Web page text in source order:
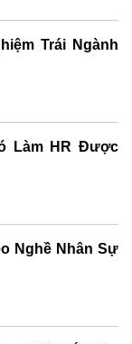
Trái Ngành
Làm HR Được
Nghề Nhân Sự